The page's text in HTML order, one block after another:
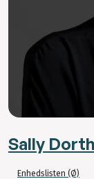
Sally
Enhedslisten (Ø)